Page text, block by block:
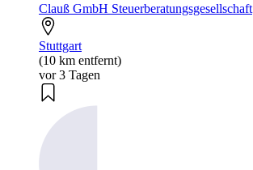
Clauß GmbH Steuerberatungsgesellschaft
Stuttgart
(10 km entfernt)
vor 3 Tagen